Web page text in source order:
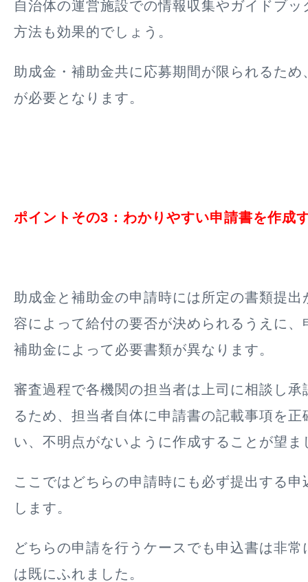
自治体の運営施設での情報収集やガイドブ
方法も効果的でしょう。
助成金・補助金共に応募期間が限られるた
が必要となります。
ポイントその3：わかりやすい申請書を作成
助成金と補助金の申請時には所定の書類提
容によって給付の要否が決められるうえに、
補助金によって必要書類が異なります。
審査過程で各機関の担当者は上司に相談し承
るため、担当者自体に申請書の記載事項を
い、不明点がないように作成することが望ま
ここではどちらの申請時にも必ず提出する
します。
どちらの申請を行うケースでも申込書は非
は既にふれました。